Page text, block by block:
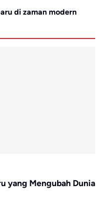
di zaman modern
yang Mengubah Dunia